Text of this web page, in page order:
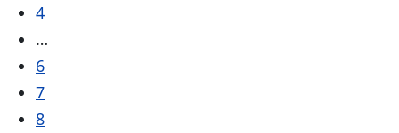
4
…
6
7
8